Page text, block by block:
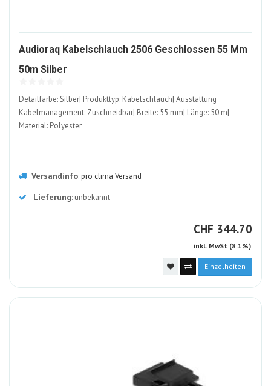
Audioraq Kabelschlauch 2506 Geschlossen 55 Mm
50m Silber
Detailfarbe: Silber| Produkttyp: Kabelschlauch| Ausstattung
Kabelmanagement: Zuschneidbar| Breite: 55 mm| Länge: 50 m|
Material: Polyester
Versandinfo:pro clima Versand
Lieferung: unbekannt
CHF CHF
344.70
inkl. MwSt (8.1%)
Einzelheiten